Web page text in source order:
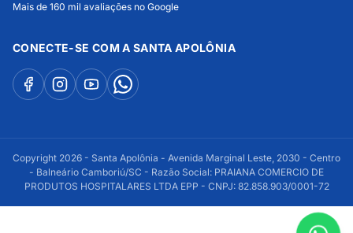
Mais de 160 mil avaliações no Google
CONECTE-SE COM A SANTA APOLÔNIA
Copyright 2026 - Santa Apolônia - Avenida Marginal Leste, 2030 - Centro
- Balneário Camboriú/SC - Razão Social: PRAIANA COMERCIO DE
PRODUTOS HOSPITALARES LTDA EPP - CNPJ: 82.858.903/0001-72